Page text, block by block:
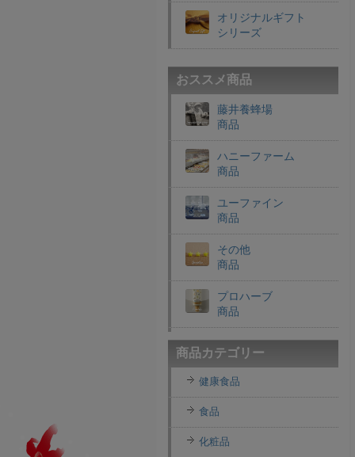
オリジナルギフト
シリーズ
おススメ商品
藤井養蜂場
商品
ハニーファーム
商品
ユーファイン
商品
その他
商品
プロハーブ
商品
老舗穀物屋
商品
エコライフラボ
i・ライフソリューショ
ンズ
商品カテゴリー
健康食品
食品
化粧品